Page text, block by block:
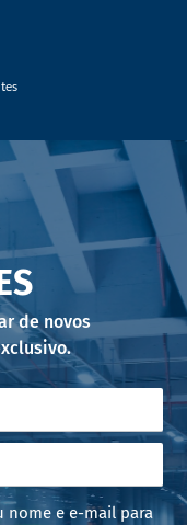
de novos
nome e e-mail para